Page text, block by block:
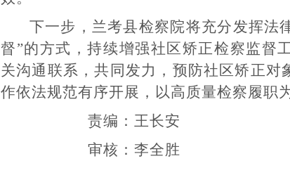
下一步，兰考县检察院将充分发挥法
督”的方式，持续增强社区矫正检察监督
关沟通联系，共同发力，预防社区矫正
作依法规范有序开展，以高质量检察履职
责编：王长安
审核：李全胜